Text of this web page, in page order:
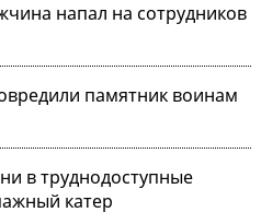
напал на сотрудников
памятник воинам
в труднодоступные
катер